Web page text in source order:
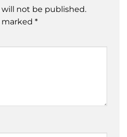
will not be published.
marked *